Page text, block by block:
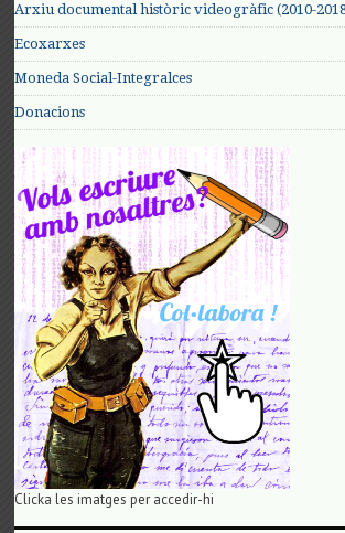
Arxiu documental històric videogràfic (2010-
Ecoxarxes
Moneda Social-Integralces
Donacions
Clicka les imatges per accedir-hi